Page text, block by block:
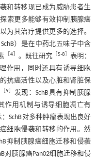
和转移现已成为威胁患者生
索更多能够有效抑制胰腺癌
为其治疗提供更多的选择。
）是在中药北五味子中含
4］ 。既往研究 ［5-8
表明：
作用，同时还具有诱导细胞
抗癌活性以及心脏和肾脏保
9
发现：SchB具有抑制胰腺
作用机制与诱导细胞凋亡有
：SchB对多种肿瘤表现出良好
细胞侵袭和转移的作用。然
抑制胰腺癌细胞迁移和侵袭
对胰腺癌Pan02细胞迁移和侵